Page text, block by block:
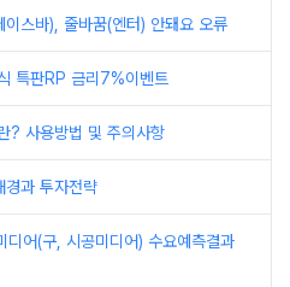
이스바), 줄바꿈(엔터) 안돼요 오류
특판RP 금리7%이벤트
? 사용방법 및 주의사항
경과 투자전략
디어(구, 시공미디어) 수요예측결과